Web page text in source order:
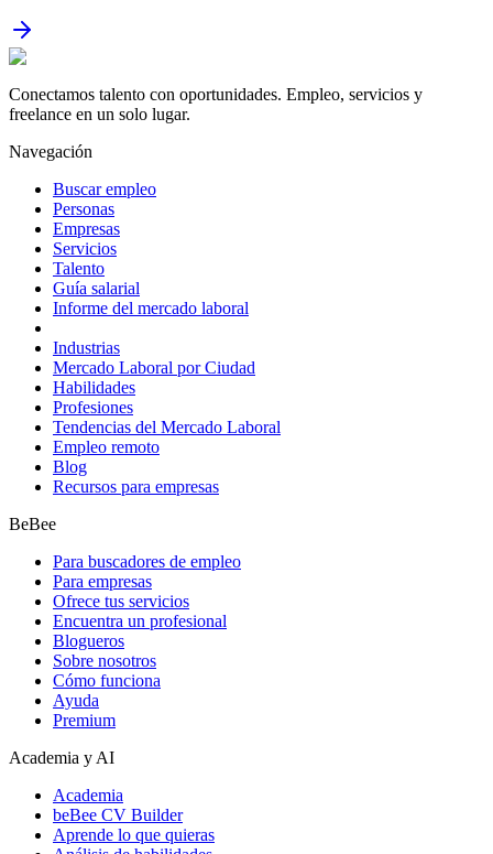
Conectamos talento con oportunidades. Empleo, servicios y
freelance en un solo lugar.
Navegación
Buscar empleo
Personas
Empresas
Servicios
Talento
Guía salarial
Informe del mercado laboral
Industrias
Mercado Laboral por Ciudad
Habilidades
Profesiones
Tendencias del Mercado Laboral
Empleo remoto
Blog
Recursos para empresas
BeBee
Para buscadores de empleo
Para empresas
Ofrece tus servicios
Encuentra un profesional
Blogueros
Sobre nosotros
Cómo funciona
Ayuda
Premium
Academia y AI
Academia
beBee CV Builder
Aprende lo que quieras